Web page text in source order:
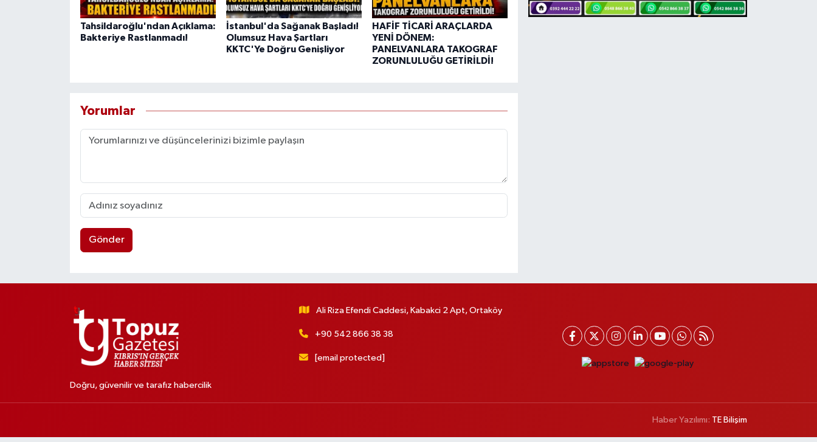
Tahsildaroğlu'ndan Açıklama:
Bakteriye Rastlanmadı!
İstanbul'da Sağanak Başladı!
Olumsuz Hava Şartları
KKTC'Ye Doğru Genişliyor
HAFİF TİCARİ ARAÇLARDA
YENİ DÖNEM:
PANELVANLARA TAKOGRAF
ZORUNLULUĞU GETİRİLDİ!
Yorumlar
Gönder
Doğru, güvenilir ve tarafız habercilik
Ali Riza Efendi Caddesi, Kabakci 2 Apt, Ortaköy
+90 542 866 38 38
[email protected]
Haber Yazılımı: TE Bilişim